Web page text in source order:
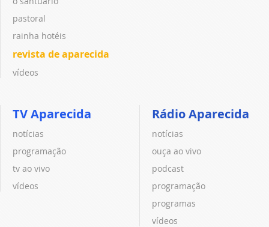
pastoral
rainha hotéis
revista de aparecida
vídeos
TV Aparecida
notícias
programação
tv ao vivo
vídeos
Rádio Aparecida
notícias
ouça ao vivo
podcast
programação
programas
vídeos